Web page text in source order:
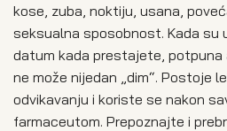
kose, zuba, noktiju, usana,
seksualna sposobnost. Kada su
datum kada prestajete, potpuna
ne može nijedan „dim“. Postoje
odvikavanju i koriste se nakon
farmaceutom. Prepoznajte i